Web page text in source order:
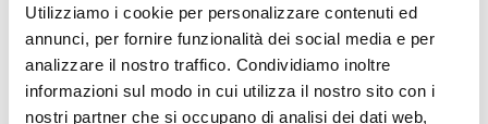
Utilizziamo i cookie per personalizzare contenuti ed
annunci, per fornire funzionalità dei social media e per
analizzare il nostro traffico. Condividiamo inoltre
informazioni sul modo in cui utilizza il nostro sito con i
nostri partner che si occupano di analisi dei dati web,
Matériel
d'emballage
Film hydrosoluble de formes
personnalisées.